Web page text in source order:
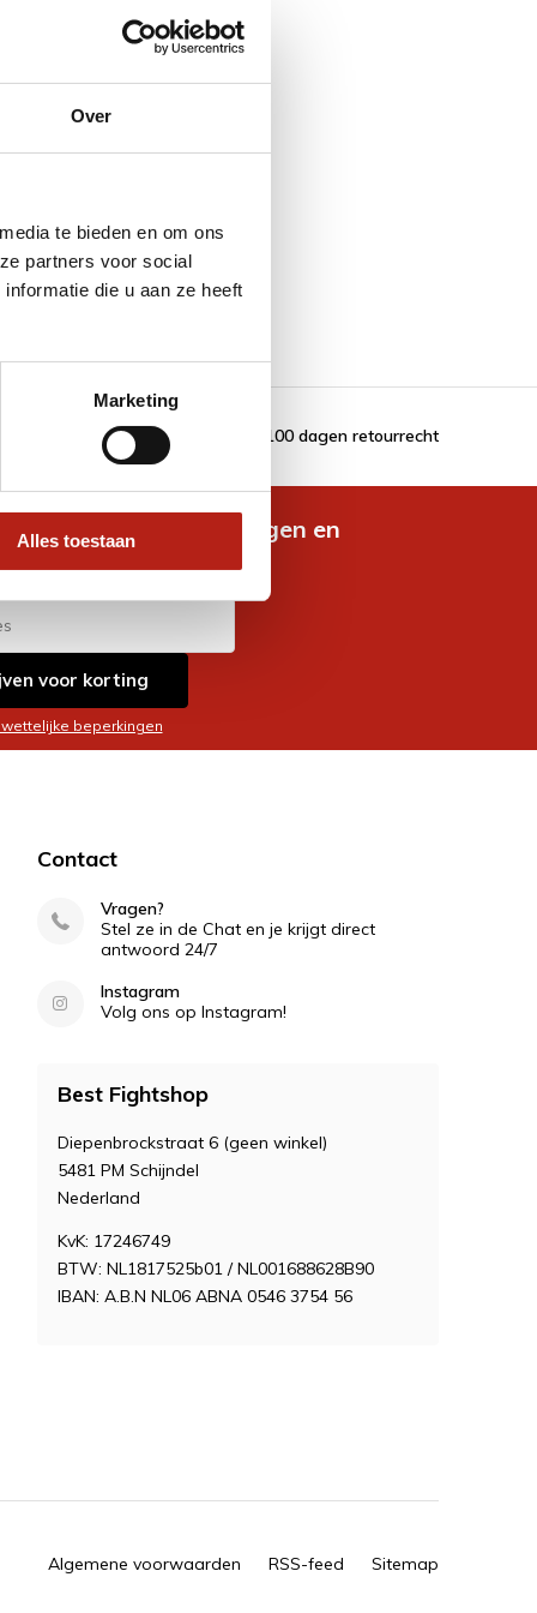
Over
te bieden en om ons
partners voor social
die u aan ze heeft
Marketing
Alles toestaan
100 dagen retourrecht
nieuwste aanbiedingen en
voor korting
beperkingen
Contact
Vragen?
Stel ze in de Chat en je krijgt direct
antwoord 24/7
Instagram
Volg ons op Instagram!
Best Fightshop
Diepenbrockstraat 6 (geen winkel)
5481 PM Schijndel
Nederland
KvK: 17246749
BTW: NL1817525b01 / NL001688628B90
IBAN: A.B.N NL06 ABNA 0546 3754 56
Algemene voorwaarden RSS-feed Sitemap